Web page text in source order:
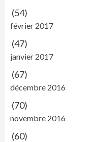
(54)
février 2017
(47)
janvier 2017
(67)
décembre 2016
(70)
novembre 2016
(60)